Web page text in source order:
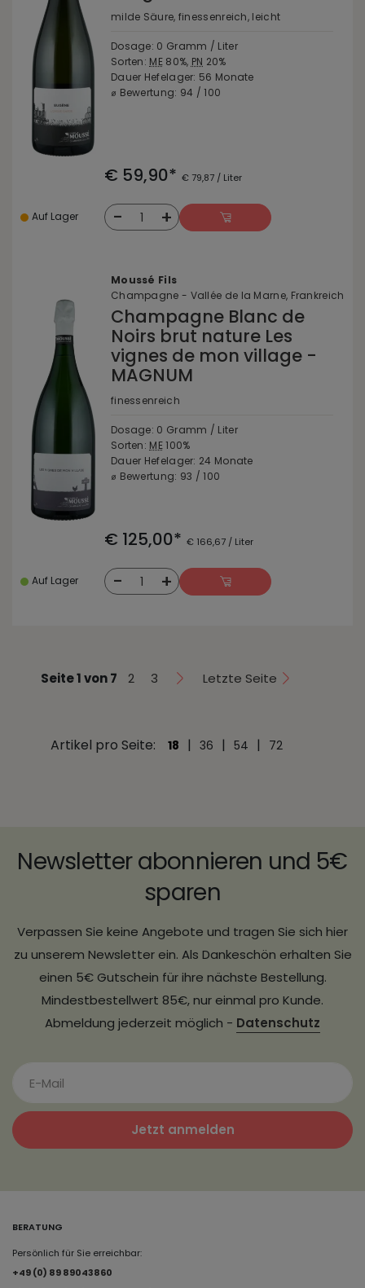
milde Säure, finessenreich, leicht
Dosage: 0 Gramm / Liter
Sorten: ME80%, PN 20%
Dauer Hefelager: 56 Monate
⌀ Bewertung: 94 / 100
€ 59,90* € 79,87 / Liter
Auf Lager - 1 +
Moussé Fils
Champagne - Vallée de la Marne, Frankreich
Champagne Blanc de
Noirs brut nature Les
vignes de mon village -
MAGNUM
finessenreich
Dosage: 0 Gramm / Liter
Sorten: ME100%
Dauer Hefelager: 24 Monate
⌀ Bewertung: 93 / 100
€ 125,00* € 166,67 / Liter
Auf Lager - 1 +
Seite 1 von 7 2 3 Letzte Seite
Artikel pro Seite: 18 | 36 | 54 | 72
Newsletter abonnieren und 5€
sparen
Verpassen Sie keine Angebote und tragen Sie sich hier
zu unserem Newsletter ein. Als Dankeschön erhalten Sie
einen 5€ Gutschein für ihre nächste Bestellung.
Mindestbestellwert 85€, nur einmal pro Kunde.
Abmeldung jederzeit möglich - Datenschutz
Jetzt anmelden
BERATUNG
Persönlich für Sie erreichbar:
+49 (0) 89 89043860